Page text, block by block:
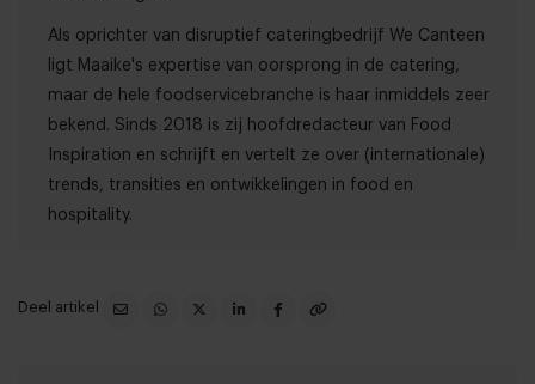
Als oprichter van disruptief cateringbedrijf We Canteen
ligt Maaike's expertise van oorsprong in de catering,
maar de hele foodservicebranche is haar inmiddels zeer
bekend. Sinds 2018 is zij hoofdredacteur van Food
Inspiration en schrijft en vertelt ze over (internationale)
trends, transities en ontwikkelingen in food en
hospitality.
Deel artikel